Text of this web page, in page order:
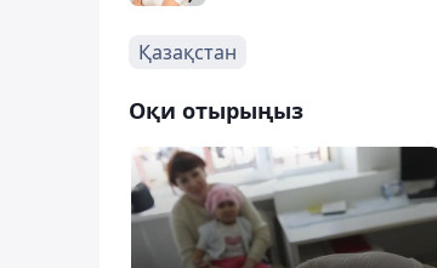
Қазақстан
Оқи отырыңыз